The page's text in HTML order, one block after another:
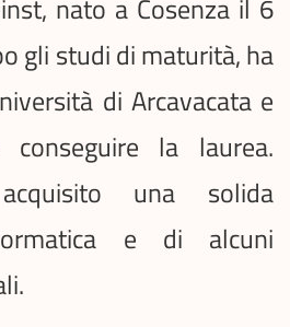
nato a Cosenza il 6
gli studi di maturità, ha
di Arcavacata e
conseguire la laurea.
una solida
e di alcuni